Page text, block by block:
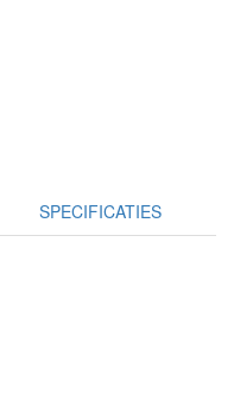
SPECIFICATIES